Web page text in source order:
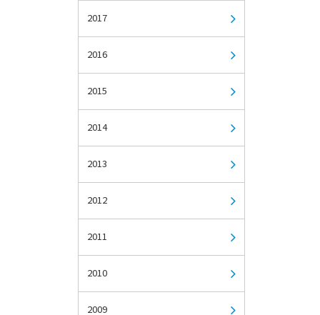
2017
2016
2015
2014
2013
2012
2011
2010
2009